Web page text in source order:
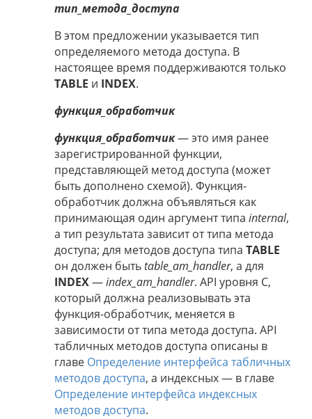
тип_метода_доступа
В этом предложении указывается тип
определяемого метода доступа. В
настоящее время поддерживаются только
TABLE и INDEX.
функция_обработчик
функция_обработчик— это имя ранее
зарегистрированной функции,
представляющей метод доступа (может
быть дополнено схемой). Функция-
обработчик должна объявляться как
принимающая один аргумент типа internal,
а тип результата зависит от типа метода
доступа; для методов доступа типа TABLE
он должен бытьtable_am_handler, а для
INDEX—index_am_handler. API уровня C,
который должна реализовывать эта
функция-обработчик, меняется в
зависимости от типа метода доступа. API
табличных методов доступа описаны в
главе Определение интерфейса табличных
методов доступа, а индексных — в главе
Определение интерфейса индексных
методов доступа.